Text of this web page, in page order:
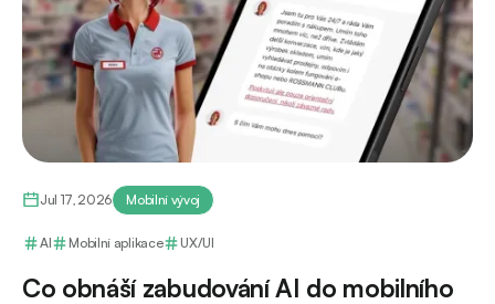
Jul 17, 2026 Mobilní vývoj
AI Mobilní aplikace UX/UI
Co obnáší zabudování AI do mobilního